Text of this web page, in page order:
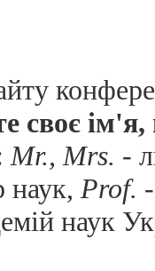
своє
Mr., Mrs. -
наук, Prof.
наук